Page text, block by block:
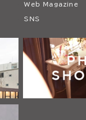
Web Magazine
SNS